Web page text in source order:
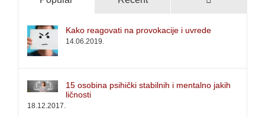
Kako reagovati na provokacije i uvrede
14.06.2019.
15 osobina psihički stabilnih i mentalno jakih
ličnosti
18.12.2017.